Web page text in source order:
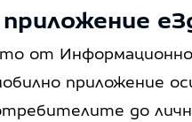
от Информационно
приложение
до